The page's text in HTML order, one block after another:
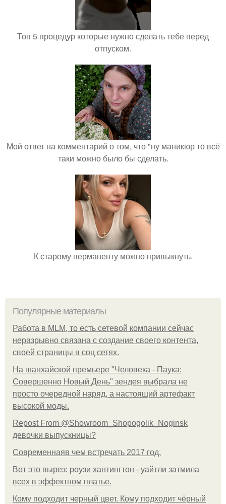
Топ 5 процедур которые нужно сделать тебе перед
отпуском.
Мой ответ на комментарий о том, что "ну маникюр то всё
таки можно было бы сделать.
К старому перманенту можно привыкнуть.
Популярные материалы
Работа в MLM, то есть сетевой компании сейчас
неразрывно связана с создание своего контента,
своей страницы в соц сетях.
На шанхайской премьере "Человека - Паука:
Совершенно Новый День" зендея выбрала не
просто очередной наряд, а настоящий артефакт
высокой моды.
Repost From @Showroom_Shopogolik_Noginsk
девочки выпускницы?
Современнаяв чем встречать 2017 год.
Вот это вырез: роузи хантингтон - уайтли затмила
всех в эффектном платьe.
Кому подходит черный цвет. Кому подходит чёрный